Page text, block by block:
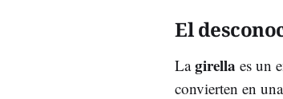
El
Lagirella es un
convierten en